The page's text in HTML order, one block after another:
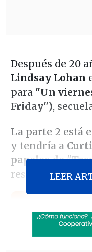
Después de 20
Lindsay Lohan
para "Un
Friday"),
La parte 2 está
y tendría a
papeles de
"Pidió perdón
desgarradores
LEER